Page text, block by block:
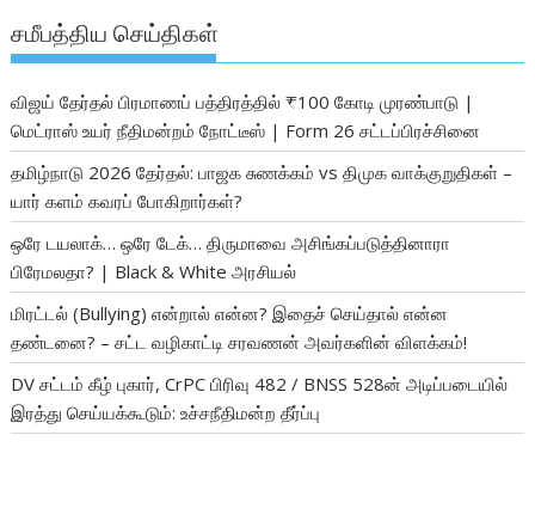
சமீபத்திய செய்திகள்
விஜய் தேர்தல் பிரமாணப் பத்திரத்தில் ₹100 கோடி முரண்பாடு |
மெட்ராஸ் உயர் நீதிமன்றம் நோட்டீஸ் | Form 26 சட்டப்பிரச்சினை
தமிழ்நாடு 2026 தேர்தல்: பாஜக சுணக்கம் vs திமுக வாக்குறுதிகள் –
யார் களம் கவரப் போகிறார்கள்?
ஒரே டயலாக்… ஒரே டேக்… திருமாவை அசிங்கப்படுத்தினாரா
பிரேமலதா? | Black & White அரசியல்
மிரட்டல் (Bullying) என்றால் என்ன? இதைச் செய்தால் என்ன
தண்டனை? – சட்ட வழிகாட்டி சரவணன் அவர்களின் விளக்கம்!
DV சட்டம் கீழ் புகார், CrPC பிரிவு 482 / BNSS 528ன் அடிப்படையில்
இரத்து செய்யக்கூடும்: உச்சநீதிமன்ற தீர்ப்பு